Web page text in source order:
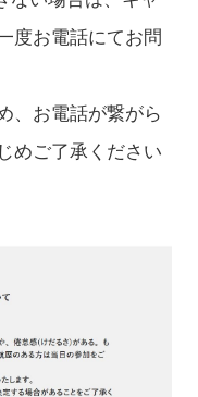
度お電話にてお問
、お電話が繋がら
めご了承ください